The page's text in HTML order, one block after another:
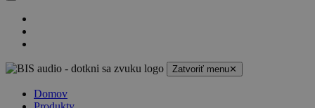
Zatvoriť menu✕
Domov